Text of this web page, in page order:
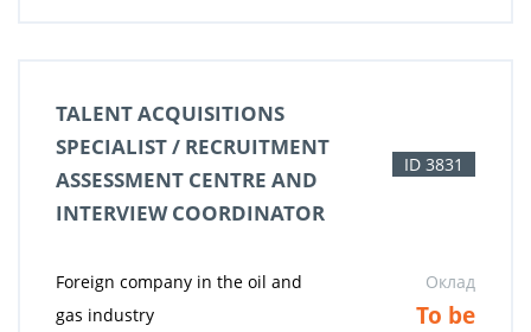
TALENT ACQUISITIONS
SPECIALIST / RECRUITMENT
ASSESSMENT CENTRE AND
INTERVIEW COORDINATOR
ID 3831
Foreign company in the oil and
gas industry
Оклад
To be